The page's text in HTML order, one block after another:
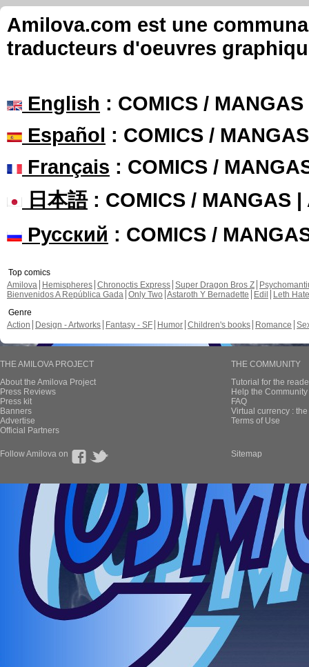
Amilova.com est une
traducteurs d'oeuvres
English : COMICS /
Español : COMICS /
Français : COMICS /
日本語: COMICS / MANGAS |
Русский : COMICS /
Top comics
Amilova
Hemispheres Chronoctis Express Super Dragon Bros Z
Bienvenidos A República Gada Only Two Astaroth Y Bernadette Edil
Leth Hate
Genre
Action
Design - Artworks Fantasy - SF Humor Children's books Romance
THE AMILOVA PROJECT
About the Amilova Project
Press Reviews
Press kit
Banners
Advertise
Official Partners
THE COMMUNITY
Tutorial for the
Help the
FAQ
Virtual currency :
Terms of Use
Follow Amilova on Sitemap